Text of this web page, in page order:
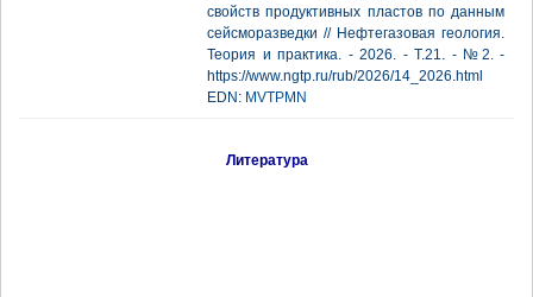
свойств продуктивных пластов по данным
сейсморазведки // Нефтегазовая геология.
Теория и практика. - 2026. - Т.21. - №2. -
https://www.ngtp.ru/rub/2026/14_2026.html
EDN: MVTPMN
Литература